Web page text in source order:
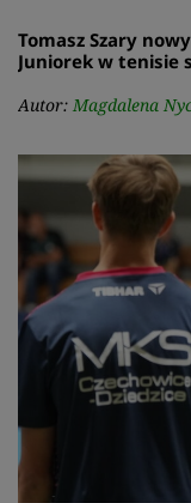
Tomasz Szary
Juniorek w tenisie
Autor: Magdalena